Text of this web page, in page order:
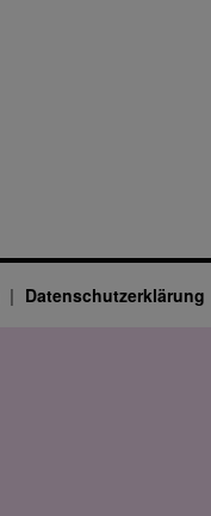
Datenschutz­erklärung